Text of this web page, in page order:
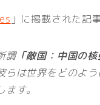
」に掲載された記
謂「敵国：中国の
らは世界をどのよ
す。